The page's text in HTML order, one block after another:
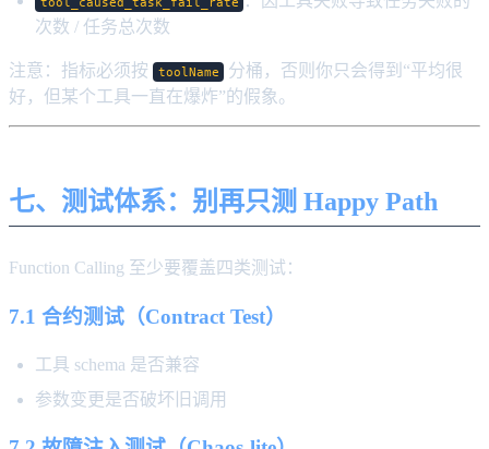
次数 / 任务总次数
注意：指标必须按 toolName
分桶，否则你只会得到“平均很
好，但某个工具一直在爆炸”的假象。
七、测试体系：别再只测 Happy Path
Function Calling 至少要覆盖四类测试：
7.1 合约测试（Contract Test）
工具 schema 是否兼容
参数变更是否破坏旧调用